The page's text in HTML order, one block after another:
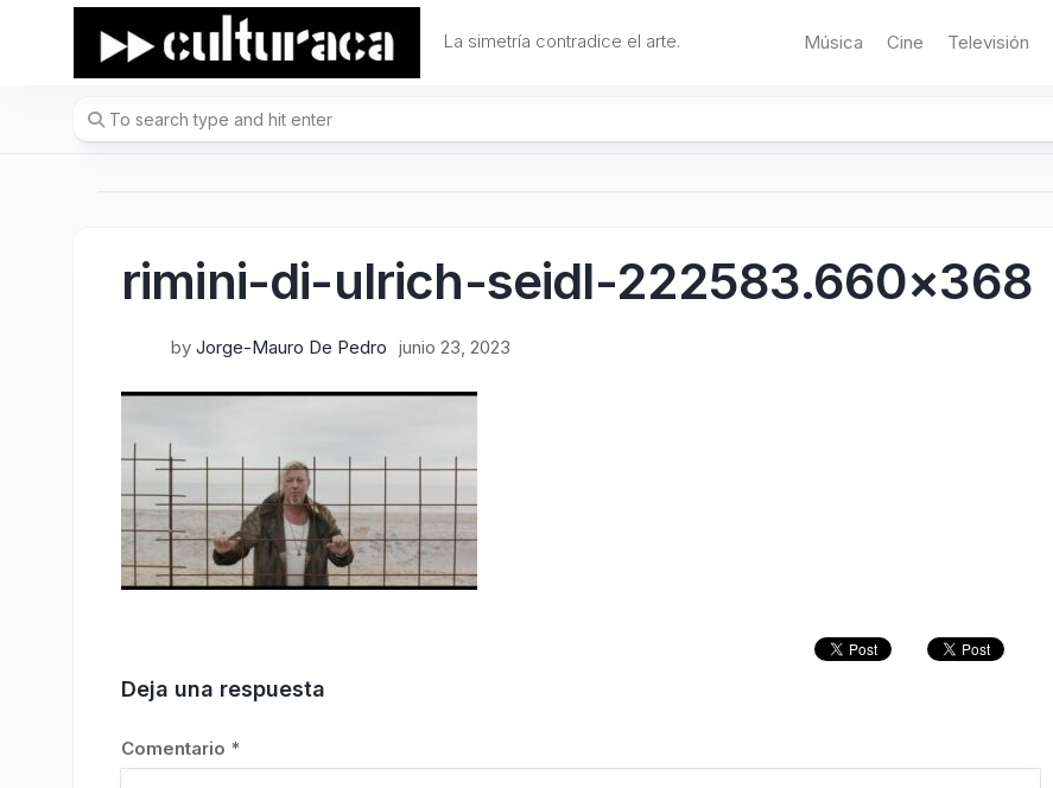
La simetría contradice el arte. Música Cine Televisión
rimini-di-ulrich-seidl-222583.660×368
by Jorge-Mauro De Pedro junio 23, 2023
Deja una respuesta
Comentario *